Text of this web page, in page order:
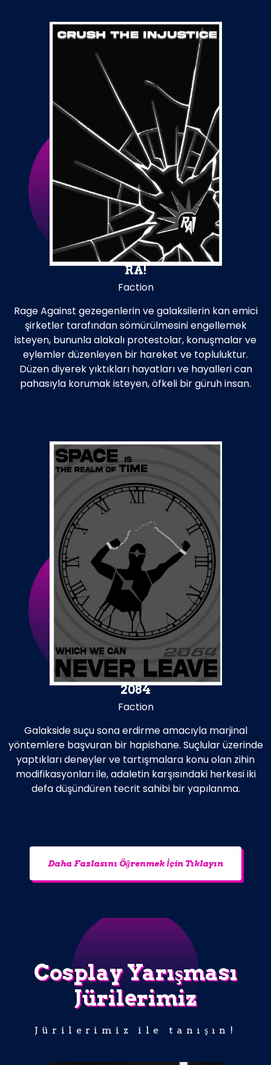
RA!
Faction
Rage Against gezegenlerin ve galaksilerin kan emici
şirketler tarafından sömürülmesini engellemek
isteyen, bununla alakalı protestolar, konuşmalar ve
eylemler düzenleyen bir hareket ve topluluktur.
Düzen diyerek yıktıkları hayatları ve hayalleri can
pahasıyla korumak isteyen, öfkeli bir güruh insan.
2084
Faction
Galakside suçu sona erdirme amacıyla marjinal
yöntemlere başvuran bir hapishane. Suçlular üzerinde
yaptıkları deneyler ve tartışmalara konu olan zihin
modifikasyonları ile, adaletin karşısındaki herkesi iki
defa düşündüren tecrit sahibi bir yapılanma.
Daha Fazlasını Öğrenmek İçin Tıklayın
Cosplay Yarışması
Jürilerimiz
Jürilerimiz ile tanışın!